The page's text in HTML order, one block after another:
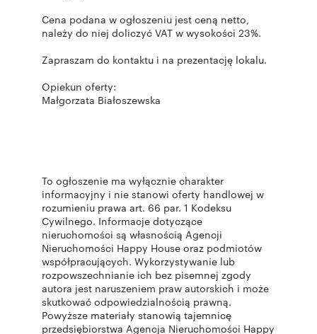
Cena podana w ogłoszeniu jest ceną netto,
należy do niej doliczyć VAT w wysokości 23%.
Zapraszam do kontaktu i na prezentację lokalu.
Opiekun oferty:
Małgorzata Białoszewska
To ogłoszenie ma wyłącznie charakter
informacyjny i nie stanowi oferty handlowej w
rozumieniu prawa art. 66 par. 1 Kodeksu
Cywilnego. Informacje dotyczące
nieruchomości są własnością Agencji
Nieruchomości Happy House oraz podmiotów
współpracujących. Wykorzystywanie lub
rozpowszechnianie ich bez pisemnej zgody
autora jest naruszeniem praw autorskich i może
skutkować odpowiedzialnością prawną.
Powyższe materiały stanowią tajemnicę
przedsiębiorstwa Agencja Nieruchomości Happy